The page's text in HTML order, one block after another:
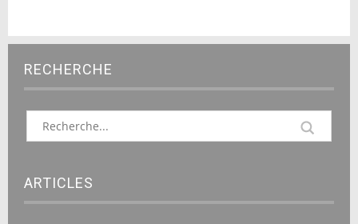
RECHERCHE
ARTICLES